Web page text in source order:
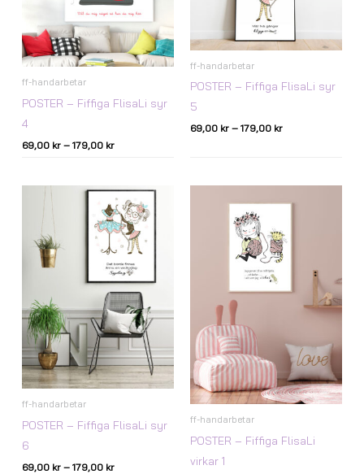
ff-handarbetar
POSTER – Fiffiga FlisaLi syr
4
69,00 kr – 179,00 kr
ff-handarbetar
POSTER – Fiffiga FlisaLi syr
5
69,00 kr – 179,00 kr
ff-handarbetar
POSTER – Fiffiga FlisaLi syr
6
69,00 kr – 179,00 kr
Prisintervall:
69,00 kr
till
179,00 kr
ff-handarbetar
POSTER – Fiffiga FlisaLi
virkar 1
69,00 kr
179,00 kr